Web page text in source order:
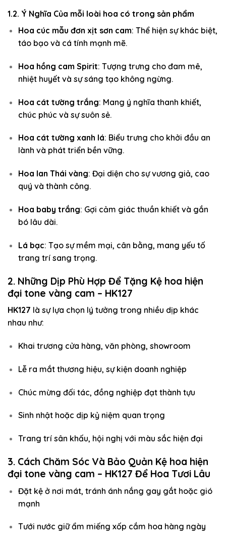
1.2. Ý Nghĩa Của mỗi loài hoa có trong sản phẩm
Hoa cúc mẫu đơn xịt sơn cam: Thể hiện sự khác biệt,
táo bạo và cá tính mạnh mẽ.
Hoa hồng cam Spirit: Tượng trưng cho đam mê,
nhiệt huyết và sự sáng tạo không ngừng.
Hoa cát tường trắng: Mang ý nghĩa thanh khiết,
chúc phúc và sự suôn sẻ.
Hoa cát tường xanh lá: Biểu trưng cho khởi đầu an
lành và phát triển bền vững.
Hoa lan Thái vàng: Đại diện cho sự vương giả, cao
quý và thành công.
Hoa baby trắng: Gợi cảm giác thuần khiết và gắn
bó lâu dài.
Lá bạc: Tạo sự mềm mại, cân bằng, mang yếu tố
trang trí sang trọng.
2. Những Dịp Phù Hợp Để Tặng Kệ hoa hiện
đại tone vàng cam – HK127
HK127 là sự lựa chọn lý tưởng trong nhiều dịp khác
nhau như:
Khai trương cửa hàng, văn phòng, showroom
Lễ ra mắt thương hiệu, sự kiện doanh nghiệp
Chúc mừng đối tác, đồng nghiệp đạt thành tựu
Sinh nhật hoặc dịp kỷ niệm quan trọng
Trang trí sân khấu, hội nghị với màu sắc hiện đại
3. Cách Chăm Sóc Và Bảo Quản Kệ hoa hiện
đại tone vàng cam – HK127 Để Hoa Tươi Lâu
Đặt kệ ở nơi mát, tránh ánh nắng gay gắt hoặc gió
mạnh
Tưới nước giữ ẩm miếng xốp cắm hoa hàng ngày